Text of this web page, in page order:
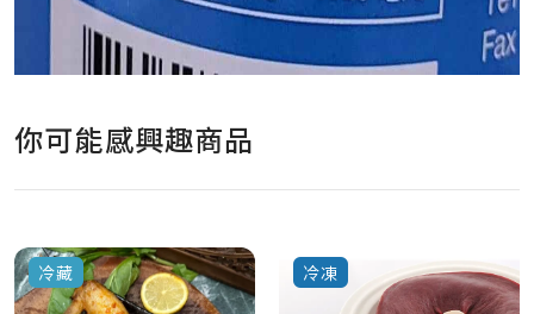
你可能感興趣商品
冷藏 冷凍